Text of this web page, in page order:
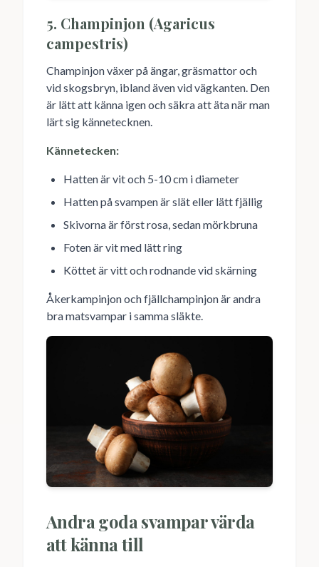
5. Champinjon (Agaricus
campestris)
Champinjon växer på ängar, gräsmattor och
vid skogsbryn, ibland även vid vägkanten. Den
är lätt att känna igen och säkra att äta när man
lärt sig kännetecknen.
Kännetecken:
Hatten är vit och 5-10 cm i diameter
Hatten på svampen är slät eller lätt fjällig
Skivorna är först rosa, sedan mörkbruna
Foten är vit med lätt ring
Köttet är vitt och rodnande vid skärning
Åkerkampinjon och fjällchampinjon är andra
bra matsvampar i samma släkte.
Andra goda svampar värda
att känna till